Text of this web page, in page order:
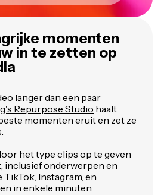
momenten
in te zetten op
langer dan een paar
Repurpose Studio haalt
momenten eruit en zet ze
het type clips op te geven
inclusief onderwerpen en
TikTok, Instagram, en
in enkele minuten.